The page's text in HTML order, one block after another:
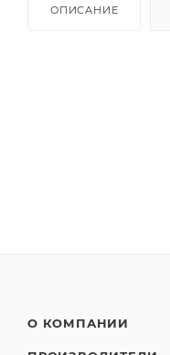
ОПИСАНИЕ
О КОМПАНИИ